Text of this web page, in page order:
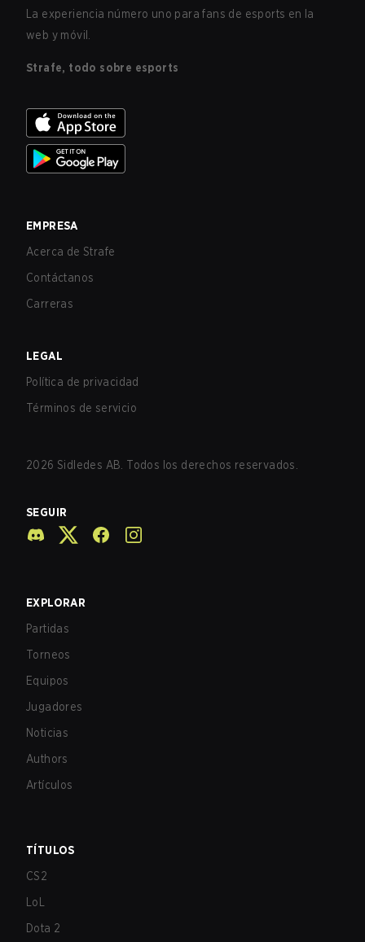
La experiencia número uno para fans de esports en la
web y móvil.
Strafe, todo sobre esports
EMPRESA
Acerca de Strafe
Contáctanos
Carreras
LEGAL
Política de privacidad
Términos de servicio
2026 Sidledes AB. Todos los derechos reservados.
SEGUIR
EXPLORAR
Partidas
Torneos
Equipos
Jugadores
Noticias
Authors
Artículos
TÍTULOS
CS2
LoL
Dota 2